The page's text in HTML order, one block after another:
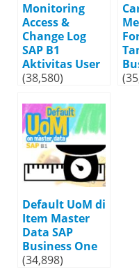
Monitoring
Access &
Change Log
SAP B1
Aktivitas User
(38,580)
Default UoM di
Item Master
Data SAP
Business One
(34,898)